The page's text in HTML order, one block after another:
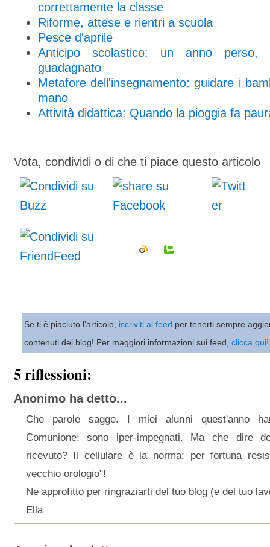
correttamente la classe
Riforme, attese e rientri a scuola
Pesce d'aprile
Anticipo scolastico: un anno
guadagnato
Metafore dell'insegnamento: guidare i
mano
Attività didattica: Quando la pioggia fa
Vota, condividi o di che ti piace questo articolo
Se ti è piaciuto l'articolo, iscriviti al feed per tenerti sempre
contenuti del blog! Per maggiori informazioni sui feed, clicca qui!
5 riflessioni:
Anonimo ha detto...
Che parole sagge. I miei alunni quest'anno
Comunione: sono iper-impegnati. Ma che dire
ricevuto? Il cellulare è la norma; per fortuna
vecchio orologio"!
Ne approfitto per ringraziarti del tuo blog (e del tuo
Ella